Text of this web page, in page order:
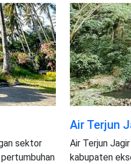
sektor
Air Terjun
Air Terjun
kabupaten